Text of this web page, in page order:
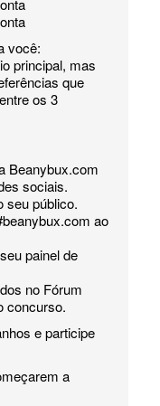
você:
principal, mas
que
os 3
Beanybux.com
sociais.
seu público.
ao
painel de
no Fórum
concurso.
e participe
a